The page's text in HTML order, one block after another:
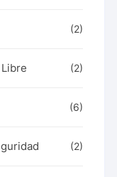
(2)
(2)
(6)
(2)